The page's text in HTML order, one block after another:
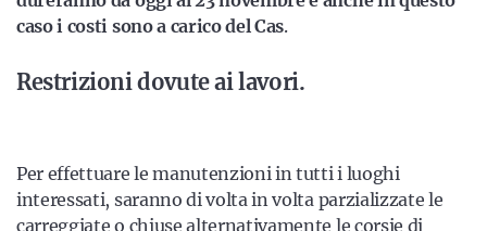
caso i costi sono a carico del Cas.
Restrizioni dovute ai lavori.
Per effettuare le manutenzioni in tutti i luoghi
interessati, saranno di volta in volta parzializzate le
carreggiate o chiuse alternativamente le corsie di